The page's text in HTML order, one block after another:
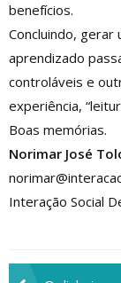
benefícios.
Concluindo,
aprendizado
controláveis e
experiência,
Boas memórias.
Norimar José
Interação Social